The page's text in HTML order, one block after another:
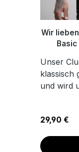
Wir
Unser
klassisch
und wird
bleibt
noch in
190 g/m²
Regulärer
29,90 €